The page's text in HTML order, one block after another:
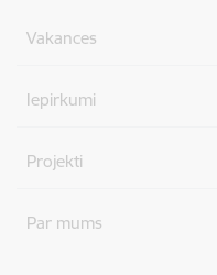
Vakances
Iepirkumi
Projekti
Par mums